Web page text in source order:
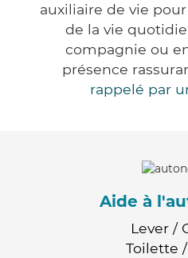
auxiliaire de vie
de la vie
compagnie ou
présence
rappelé par
Aide à
Lever /
Toilette